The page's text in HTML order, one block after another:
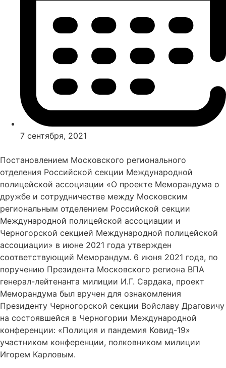
7 сентября, 2021
Постановлением Московского регионального
отделения Российской секции Международной
полицейской ассоциации «О проекте Меморандума о
дружбе и сотрудничестве между Московским
региональным отделением Российской секции
Международной полицейской ассоциации и
Черногорской секцией Международной полицейской
ассоциации» в июне 2021 года утвержден
соответствующий Меморандум. 6 июня 2021 года, по
поручению Президента Московского региона ВПА
генерал-лейтенанта милиции И.Г. Сардака, проект
Меморандума был вручен для ознакомления
Президенту Черногорской секции Войславу Драговичу
на состоявшейся в Черногории Международной
конференции: «Полиция и пандемия Ковид-19»
участником конференции, полковником милиции
Игорем Карловым.